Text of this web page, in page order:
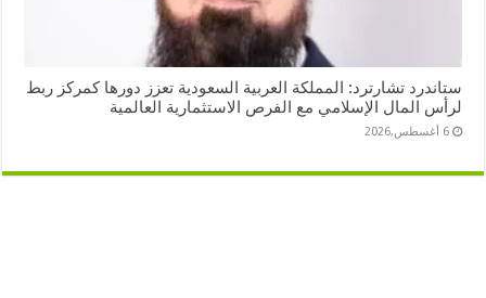
ستاندرد تشارترد: المملكة العربية السعودية تعزز دورها كمركز ربط
لرأس المال الإسلامي مع الفرص الاستثمارية العالمية
6 أغسطس,2026